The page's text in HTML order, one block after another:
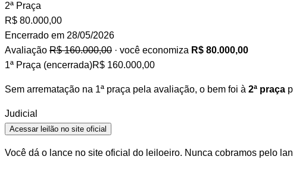
2ª Praça
R$ 80.000,00
Encerrado em 28/05/2026
Avaliação R$ 160.000,00 · você economiza R$ 80.000,00
1ª Praça (encerrada)R$ 160.000,00
Sem arrematação na 1ª praça pela avaliação, o bem foi à 2ª praça
Judicial
Acessar leilão no site oficial
Você dá o lance no site oficial do leiloeiro. Nunca cobramos pelo